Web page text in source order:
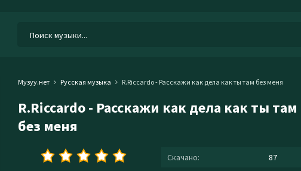
Музуу.нет Русская музыка R.Riccardo - Расскажи как дела как ты там без меня
R.Riccardo - Расскажи как дела как ты там
без меня
Скачано:
87